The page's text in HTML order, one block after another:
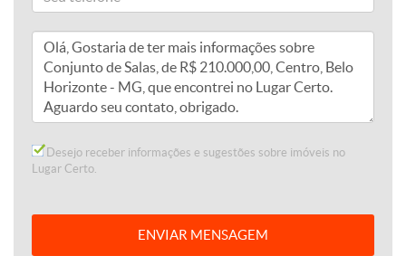
Desejo receber informações e sugestões sobre imóveis no
Lugar Certo.
ENVIAR MENSAGEM